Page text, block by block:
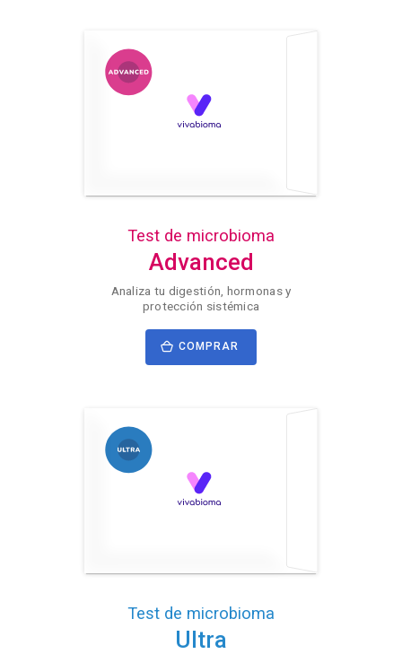
Test de microbioma
Advanced
Analiza tu digestión, hormonas y
protección sistémica
COMPRAR
Test de microbioma
Ultra